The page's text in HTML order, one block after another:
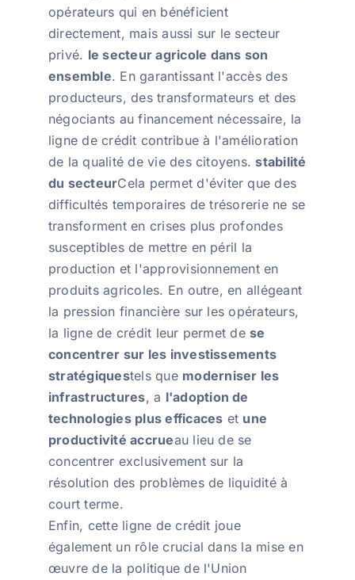
opérateurs qui en bénéficient
directement, mais aussi sur le secteur
privé. le secteur agricole dans son
ensemble. En garantissant l'accès des
producteurs, des transformateurs et des
négociants au financement nécessaire, la
ligne de crédit contribue à l'amélioration
de la qualité de vie des citoyens.stabilité
du secteurCela permet d'éviter que des
difficultés temporaires de trésorerie ne se
transforment en crises plus profondes
susceptibles de mettre en péril la
production et l'approvisionnement en
produits agricoles. En outre, en allégeant
la pression financière sur les opérateurs,
la ligne de crédit leur permet dese
concentrer sur les investissements
stratégiquestels que moderniser les
infrastructures, a l'adoption de
technologies plus efficaces et une
productivité accrueau lieu de se
concentrer exclusivement sur la
résolution des problèmes de liquidité à
court terme.
Enfin, cette ligne de crédit joue
également un rôle crucial dans la mise en
œuvre de la politique de l'Union